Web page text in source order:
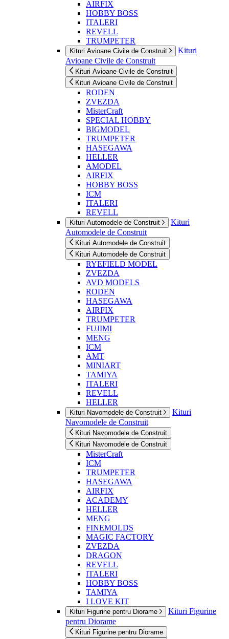
AIRFIX
HOBBY BOSS
ITALERI
REVELL
TRUMPETER
Kituri Avioane Civile de Construit
Kituri
Avioane Civile de Construit
Kituri Avioane Civile de Construit
Kituri Avioane Civile de Construit
RODEN
ZVEZDA
MisterCraft
SPECIAL HOBBY
BIGMODEL
TRUMPETER
HASEGAWA
HELLER
AMODEL
AIRFIX
HOBBY BOSS
ICM
ITALERI
REVELL
Kituri Automodele de Construit
Kituri
Automodele de Construit
Kituri Automodele de Construit
Kituri Automodele de Construit
RYEFIELD MODEL
ZVEZDA
AVD MODELS
RODEN
HASEGAWA
AIRFIX
TRUMPETER
FUJIMI
MENG
ICM
AMT
MINIART
TAMIYA
ITALERI
REVELL
HELLER
Kituri Navomodele de Construit
Kituri
Navomodele de Construit
Kituri Navomodele de Construit
Kituri Navomodele de Construit
MisterCraft
ICM
TRUMPETER
HASEGAWA
AIRFIX
ACADEMY
HELLER
MENG
FINEMOLDS
MAGIC FACTORY
ZVEZDA
DRAGON
REVELL
ITALERI
HOBBY BOSS
TAMIYA
I LOVE KIT
Kituri Figurine pentru Diorame
Kituri Figurine
pentru Diorame
Kituri Figurine pentru Diorame